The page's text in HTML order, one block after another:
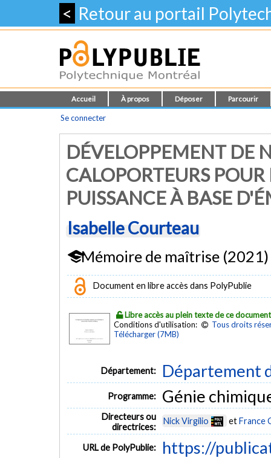
< Retour au portail
Accueil À propos Déposer Parcourir
Se connecter
DÉVELOPPEMENT DE
CALOPORTEURS
PUISSANCE À BASE
Isabelle Courteau
Mémoire de maîtrise (2021)
Document en libre accès dans PolyPublie
Libre accès au plein texte de ce document
Conditions d'utilisation:
Tous droits
Télécharger (7MB)
Département: Département
Programme: Génie
Directeurs ou
directrices:
Nick Virgilio etFrance
URL de PolyPublie: https://